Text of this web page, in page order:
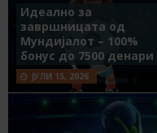
Идеално за
завршницата од
Мундијалот – 100%
бонус до 7500 денари
ЈУЛИ 15, 2026